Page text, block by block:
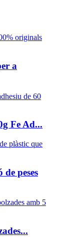
a
Fe Ad...
peses